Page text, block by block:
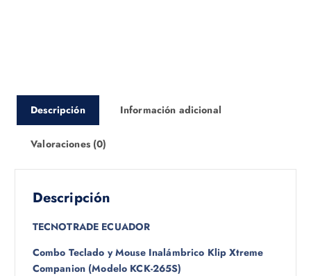
Descripción Información adicional
Valoraciones (0)
Descripción
TECNOTRADE ECUADOR
Combo Teclado y Mouse Inalámbrico Klip Xtreme
Companion (Modelo KCK-265S)